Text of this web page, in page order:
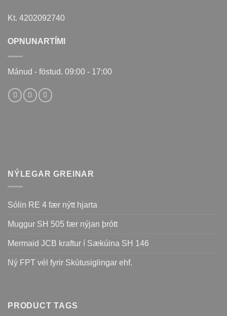
Kt. 4202092740
OPNUNARTÍMI
Mánud - föstud. 09:00 - 17:00
NÝLEGAR GREINAR
Sólin RE 4 fær nýtt hjarta
Muggur SH 505 fær nýjan þrótt
Mermaid JCB kraftur í Sækúina SH 146
Ný FPT vél fyrir Skútusiglingar ehf.
PRODUCT TAGS